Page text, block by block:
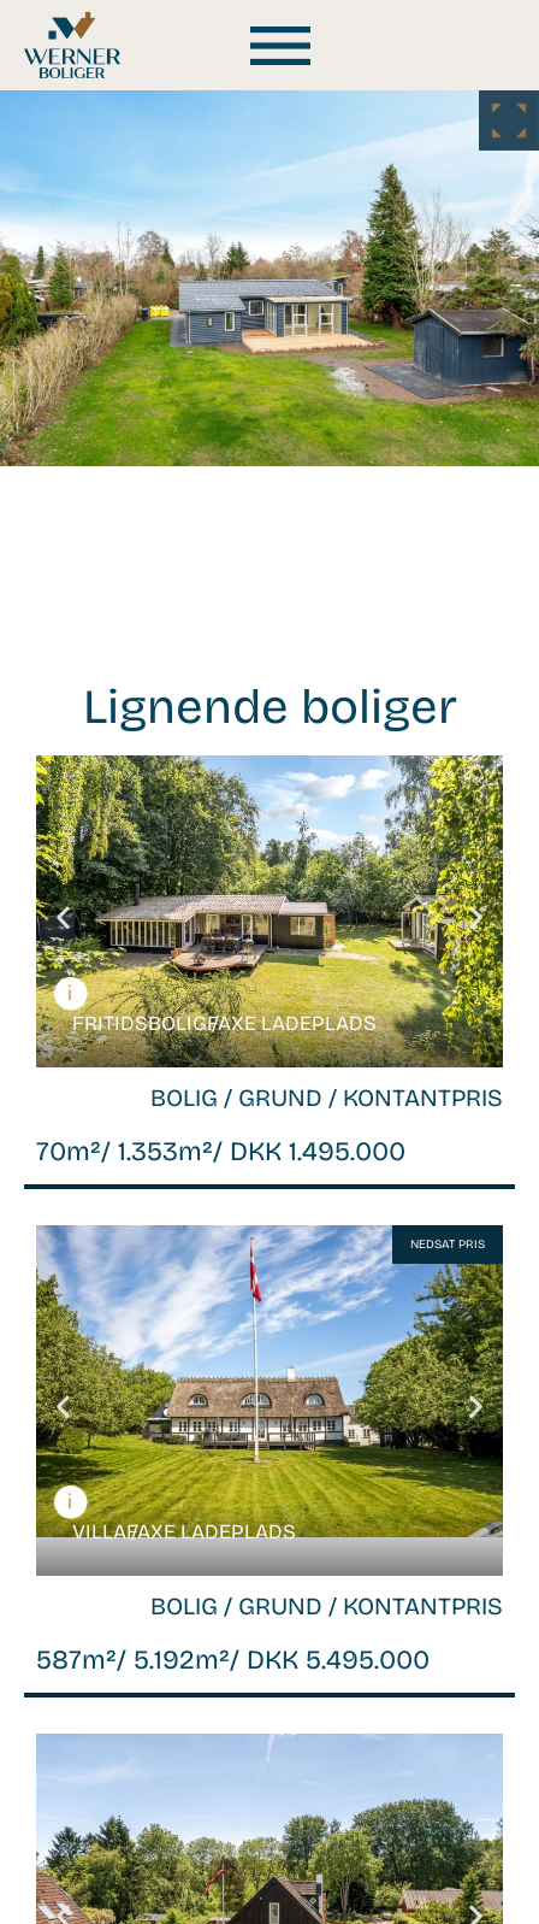
Lignende boliger
WB-
26106
FRITIDSBOLIG /FAXE LADEPLADS
BOLIG / GRUND / KONTANTPRIS
70m²/ 1.353m²/ DKK 1.495.000
NEDSAT PRIS
WB-
26048
VILLA /FAXE LADEPLADS
BOLIG / GRUND / KONTANTPRIS
587m²/ 5.192m²/ DKK 5.495.000